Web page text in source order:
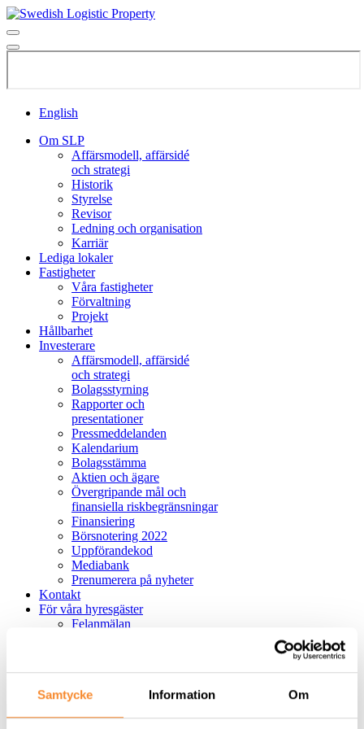
Samtycke Information Om
English
Om SLP
Affärsmodell, affärsidé
och strategi
Historik
Styrelse
Revisor
Ledning och organisation
Karriär
Lediga lokaler
Fastigheter
Våra fastigheter
Förvaltning
Projekt
Hållbarhet
Investerare
Affärsmodell, affärsidé
och strategi
Bolagsstyrning
Rapporter och
presentationer
Pressmeddelanden
Kalendarium
Bolagsstämma
Aktien och ägare
Övergripande mål och
finansiella riskbegränsningar
Finansiering
Börsnotering 2022
Uppförandekod
Mediabank
Prenumerera på nyheter
Kontakt
För våra hyresgäster
Felanmälan
Avbryt